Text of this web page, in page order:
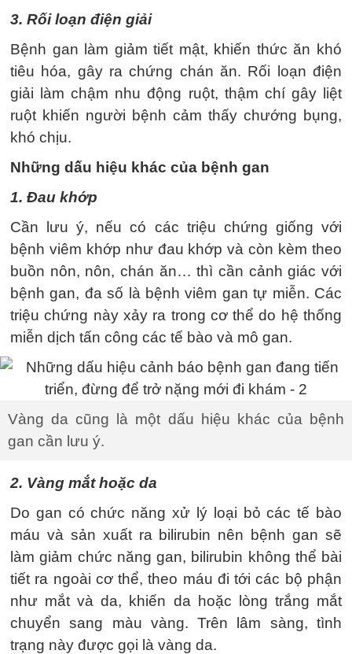
3. Rối loạn điện giải
Bệnh gan làm giảm tiết mật, khiến thức ăn khó
tiêu hóa, gây ra chứng chán ăn. Rối loạn điện
giải làm chậm nhu động ruột, thậm chí gây liệt
ruột khiến người bệnh cảm thấy chướng bụng,
khó chịu.
Những dấu hiệu khác của bệnh gan
1. Đau khớp
Cần lưu ý, nếu có các triệu chứng giống với
bệnh viêm khớp như đau khớp và còn kèm theo
buồn nôn, nôn, chán ăn… thì cần cảnh giác với
bệnh gan, đa số là bệnh viêm gan tự miễn. Các
triệu chứng này xảy ra trong cơ thể do hệ thống
miễn dịch tấn công các tế bào và mô gan.
Vàng da cũng là một dấu hiệu khác của bệnh
gan cần lưu ý.
2. Vàng mắt hoặc da
Do gan có chức năng xử lý loại bỏ các tế bào
máu và sản xuất ra bilirubin nên bệnh gan sẽ
làm giảm chức năng gan, bilirubin không thể bài
tiết ra ngoài cơ thể, theo máu đi tới các bộ phận
như mắt và da, khiến da hoặc lòng trắng mắt
chuyển sang màu vàng. Trên lâm sàng, tình
trạng này được gọi là vàng da.